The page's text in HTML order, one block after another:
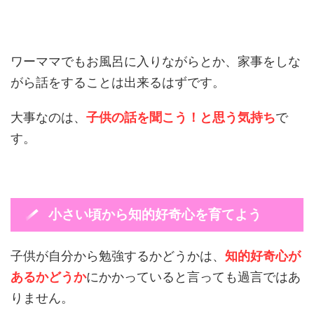
ワーママでもお風呂に入りながらとか、家事をしな
がら話をすることは出来るはずです。
大事なのは、 子供の話を聞こう！と思う気持ちで
す。
小さい頃から知的好奇心を育てよう
子供が自分から勉強するかどうかは、 知的好奇心が
あるかどうかにかかっていると言っても過言ではあ
りません。